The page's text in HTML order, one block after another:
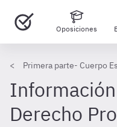
Oposiciones
Primera parte- Cuerpo
Derecho